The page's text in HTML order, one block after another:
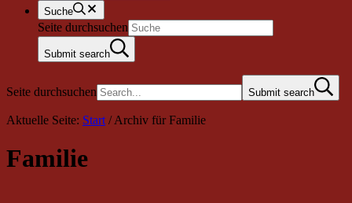
Suche
Seite durchsuchen
Submit search
Seite durchsuchen Submit search
Aktuelle Seite: Start /Archiv für Familie
Familie